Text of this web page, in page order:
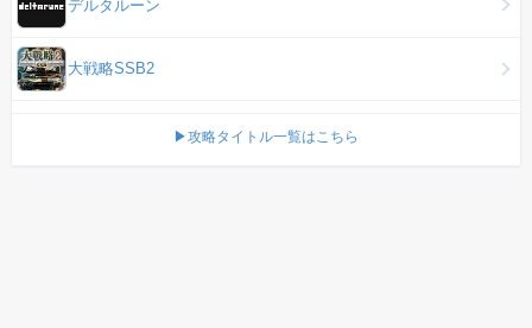
デルタルーン
大戦略SSB2
▶攻略タイトル一覧はこちら